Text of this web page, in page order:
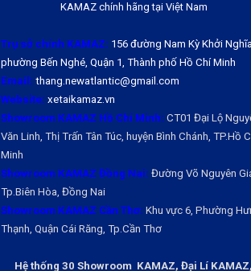
KAMAZ chính hãng tại Việt Nam
Trụ sở chính KAMAZ: 156 đường Nam Kỳ Khởi
phường Bến Nghé, Quận 1, Thành phố Hồ Chí Minh
Email: thang.newatlantic@gmail.com
Website: xetaikamaz.vn
Showroom KAMAZ Hồ Chí Minh: CT01 Đại Lộ
Văn Linh, Thị Trấn Tân Túc, huyện Bình Chánh, TP.Hồ
Minh
Showroom KAMAZ Đồng Nai: Đường Võ Nguyên
Tp.Biên Hòa, Đồng Nai
Showroom KAMAZ Cần Thơ: Khu vực 6, Phường
Thạnh, Quận Cái Răng, Tp.Cần Thơ
Hệ thống 30 Showroom KAMAZ, Đại Lí KAMAZ,